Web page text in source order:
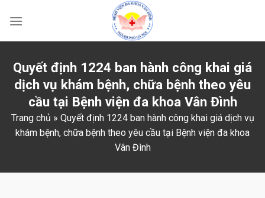
Quyết định 1224 ban hành công khai giá
dịch vụ khám bệnh, chữa bệnh theo yêu
cầu tại Bệnh viện đa khoa Vân Đình
Trang chủ » Quyết định 1224 ban hành công khai giá dịch vụ
khám bệnh, chữa bệnh theo yêu cầu tại Bệnh viện đa khoa
Vân Đình